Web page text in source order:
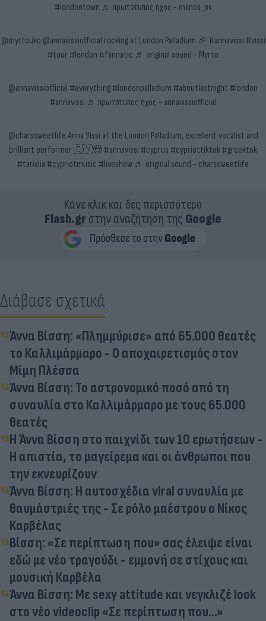
#londontown ♬ πρωτότυπος ήχος - manos_ps
@myrtouko @annavissiofficial rocking at London Palladium 🎉 #annavissi #vissi
#tour #london #fannatic ♬ original sound - Myrto
@annavissiofficial #everything #londonpalladium #aboutlastnight #london
#annavissi ♬ πρωτότυπος ήχος - annavissiofficial
@charssweetlife Anna Vissi at the London Palladium, excellent vocalist and
brilliant performer 🇨🇾😍 #annavissi #cyprus #cypriottiktok #greektok
#tarialia #cypriotmusic #liveshow ♬ original sound - charssweetlife
Κάνε κλικ και δες περισσότερο
Flash.grστην αναζήτηση της Google
Διάβασε σχετικά
Άννα Βίσση: «Πλημμύρισε» από 65.000 θεατές
το Καλλιμάρμαρο - Ο αποχαιρετισμός στον
Μίμη Πλέσσα
Άννα Βίσση: Το αστρονομικό ποσό από τη
συναυλία στο Καλλιμάρμαρο με τους 65.000
θεατές
Η Άννα Βίσση στο παιχνίδι των 10 ερωτήσεων -
Η απιστία, το μαγείρεμα και οι άνθρωποι που
την εκνευρίζουν
Άννα Βίσση: Η αυτοσχέδια viral συναυλία με
θαυμάστριές της - Σε ρόλο μαέστρου ο Νίκος
Καρβέλας
Βίσση: «Σε περίπτωση που» σας έλειψε είναι
εδώ με νέο τραγούδι - εμμονή σε στίχους και
μουσική Καρβέλα
Άννα Βίσση: Με sexy attitude και νεγκλιζέ look
στο νέο videoclip «Σε περίπτωση που...»